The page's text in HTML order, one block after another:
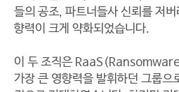
들의 공조, 파트너들사 신뢰를 저
향력이 크게 약화되었습니다.
이 두 조직은
가장 큰 영향력을 발휘하던 그룹으